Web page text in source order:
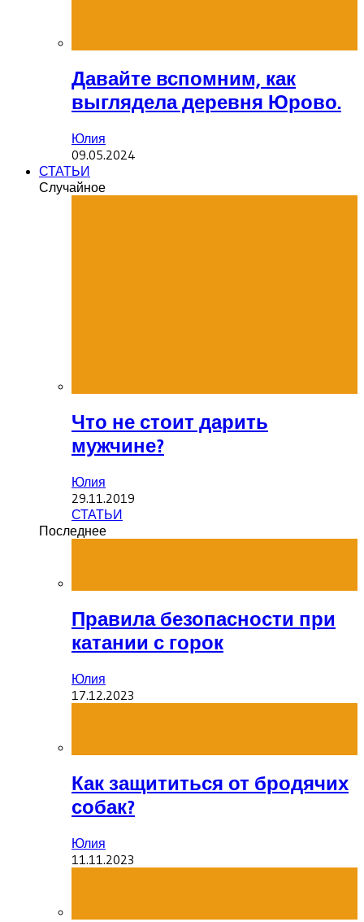
Давайте вспомним, как
выглядела деревня Юрово.
Юлия
09.05.2024
СТАТЬИ
Случайное
Что не стоит дарить
мужчине?
Юлия
29.11.2019
СТАТЬИ
Последнее
Правила безопасности при
катании с горок
Юлия
17.12.2023
Как защититься от бродячих
собак?
Юлия
11.11.2023